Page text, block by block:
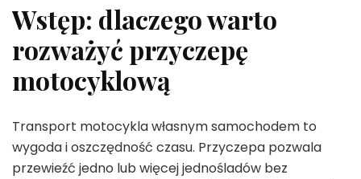
Wstęp: dlaczego warto
rozważyć przyczepę
motocyklową
Transport motocykla własnym samochodem to
wygoda i oszczędność czasu. Przyczepa pozwala
przewieźć jedno lub więcej jednośladów bez